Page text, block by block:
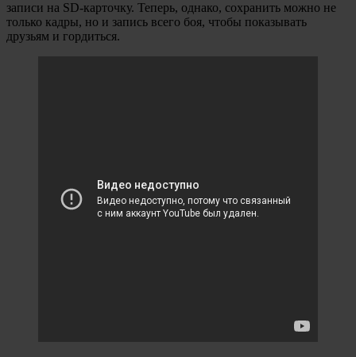
записи на SD-карточку. Теперь, однако, сохранить можно не
только кадры, но и запись всего боя, чтобы показывать
друзьям и гордиться.